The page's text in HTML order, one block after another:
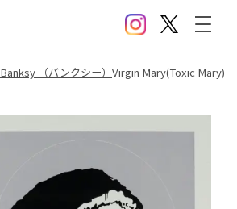
InstagramX(Twitter)
メニ
Banksy （バンクシー） Virgin Mary(Toxic Mary)